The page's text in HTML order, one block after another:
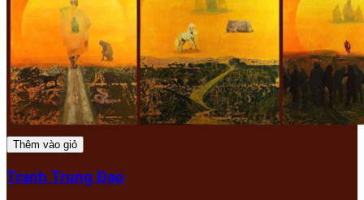
Thêm vào giỏ
Tranh Trung Đạo